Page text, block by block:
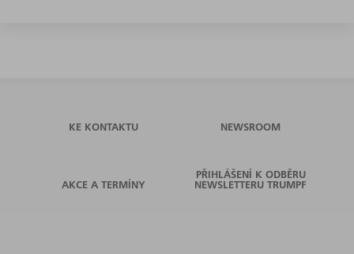
KE KONTAKTU NEWSROOM
AKCE A TERMÍNY
PŘIHLÁŠENÍ K ODBĚRU
NEWSLETTERU TRUMPF